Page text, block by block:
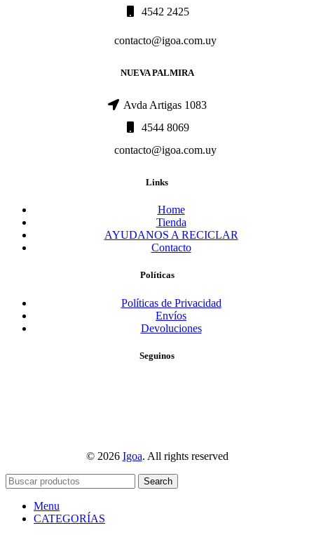
4542 2425
contacto@igoa.com.uy
NUEVA PALMIRA
Avda Artigas 1083
4544 8069
contacto@igoa.com.uy
Links
Home
Tienda
AYUDANOS A RECICLAR
Contacto
Políticas
Políticas de Privacidad
Envíos
Devoluciones
Seguinos
© 2026 Igoa. All rights reserved
Search
Menu
CATEGORÍAS